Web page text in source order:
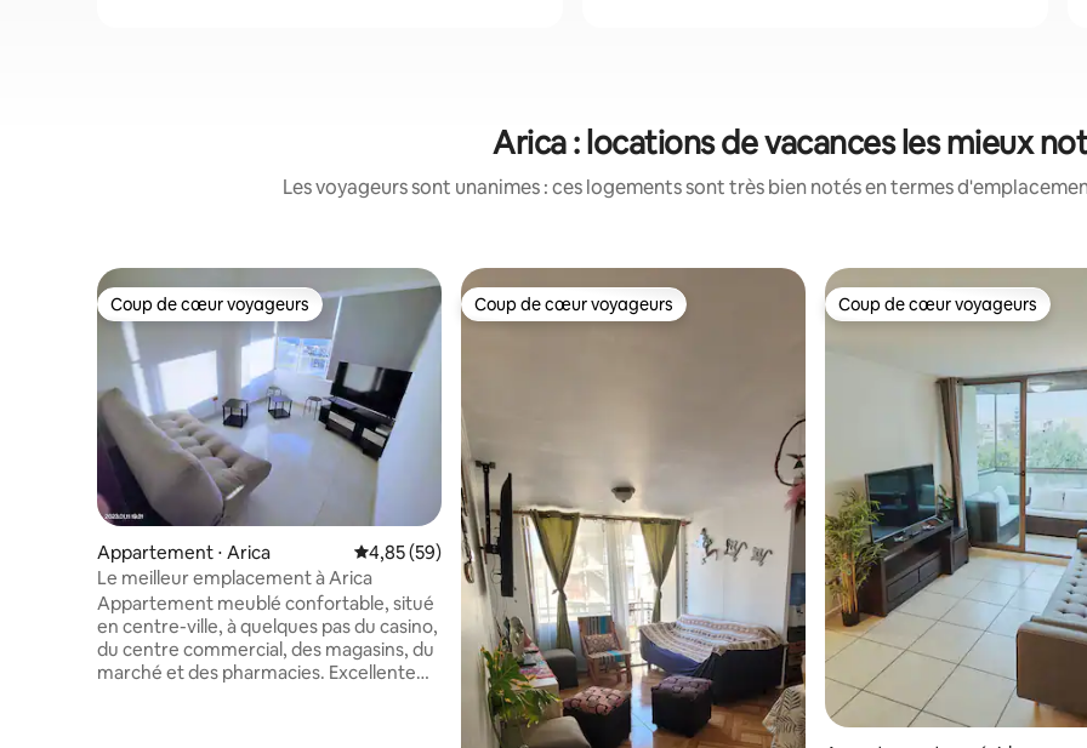
Arica : locations de vacances les mieux
Les voyageurs sont unanimes : ces logements sont très bien notés en termes
Coup de cœur voyageurs
Coup de cœur voyageurs
Appartement ⋅ Arica Évaluation moyenne sur la base de 59 commentaires : 4,85 sur 5
4,85 (59)
Le meilleur emplacement à Arica
Appartement meublé confortable, situé
en centre-ville, à quelques pas du casino,
du centre commercial, des magasins, du
marché et des pharmacies. Excellente
Coup de cœur voyageurs
Coup de cœur voyageurs Coup de cœur voyageurs
Coup de cœur voyageurs